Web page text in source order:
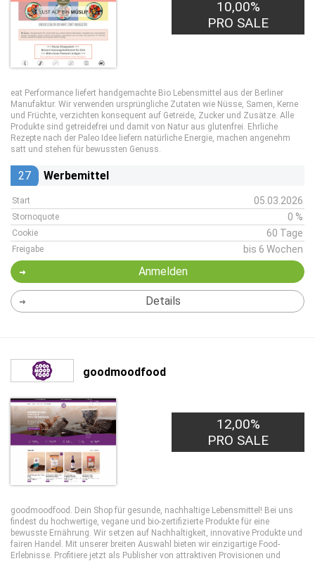
10,00%
PRO SALE
eat Performance liefert handgemachte Bio Lebensmittel aus der Berliner
Manufaktur. Wir verwenden ursprüngliche Zutaten wie Nüsse, Samen, Kerne
und Früchte, verzichten konsequent auf Getreide, Zucker und Zusätze. Alle
Produkte sind getreidefrei und damit von Natur aus glutenfrei. Ehrliche
Rezepte nach der Paleo Idee liefern natürliche Energie, machen angenehm
satt und stehen für bewussten Genuss.
27 Werbemittel
Start 05.03.2026
Stornoquote 0 %
Cookie 60 Tage
Freigabe bis 6 Wochen
Anmelden
Details
goodmoodfood
12,00%
PRO SALE
goodmoodfood. Dein Shop für gesunde, nachhaltige Lebensmittel! Bei uns
findest du hochwertige, vegane und bio-zertifizierte Produkte für eine
bewusste Ernährung. Wir setzen auf Nachhaltigkeit, innovative Produkte und
fairen Handel. Mit unserer breiten Auswahl bieten wir einzigartige Food-
Erlebnisse. Profitiere jetzt als Publisher von attraktiven Provisionen und